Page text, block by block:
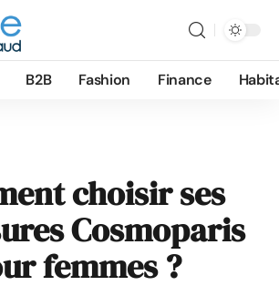
B2B Fashion Finance
choisir ses
Cosmoparis
femmes ?